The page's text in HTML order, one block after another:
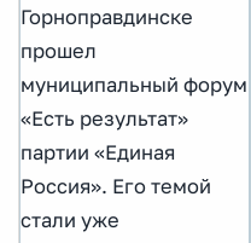
Горноправдинске
прошел
муниципальный форум
«Есть результат»
партии «Единая
Россия». Его темой
стали уже